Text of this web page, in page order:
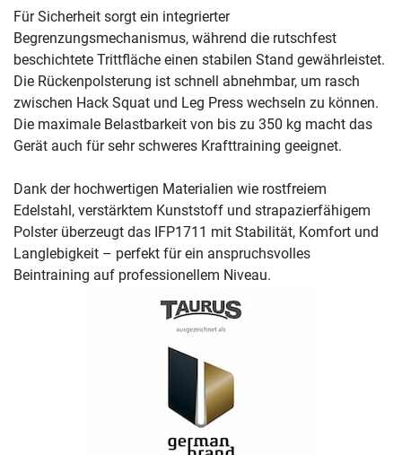
Für Sicherheit sorgt ein integrierter
Begrenzungsmechanismus, während die rutschfest
beschichtete Trittfläche einen stabilen Stand gewährleistet.
Die Rückenpolsterung ist schnell abnehmbar, um rasch
zwischen Hack Squat und Leg Press wechseln zu können.
Die maximale Belastbarkeit von bis zu 350 kg macht das
Gerät auch für sehr schweres Krafttraining geeignet.
Dank der hochwertigen Materialien wie rostfreiem
Edelstahl, verstärktem Kunststoff und strapazierfähigem
Polster überzeugt das IFP1711 mit Stabilität, Komfort und
Langlebigkeit – perfekt für ein anspruchsvolles
Beintraining auf professionellem Niveau.